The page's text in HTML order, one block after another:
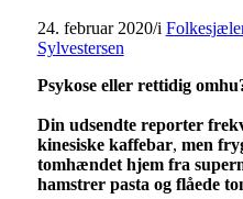
24. februar 2020/i
Sylvestersen
Psykose eller rettidig
Din udsendte reporter
kinesiske kaffebar, men
tomhændet hjem fra
hamstrer pasta og flåede